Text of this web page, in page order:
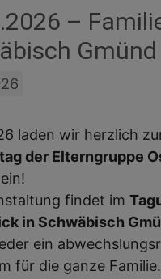
–
Gmünd
laden wir herzlich
der Elterngruppe
ein!
findet im
in Schwäbisch
ein
für die ganze Familie.